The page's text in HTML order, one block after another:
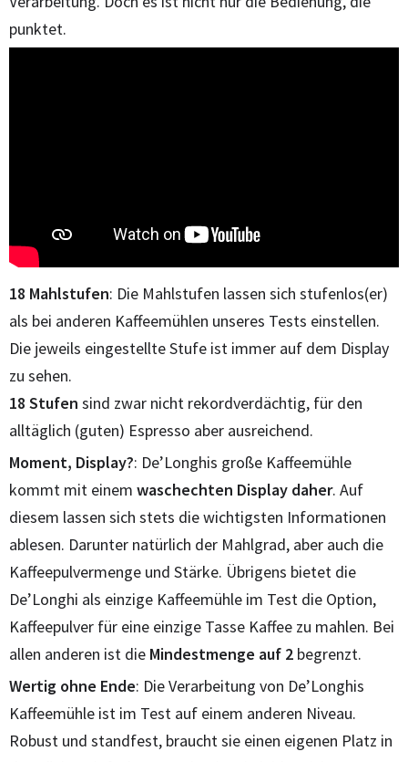
punktet.
18 Mahlstufen: Die Mahlstufen lassen sich stufenlos(er)
als bei anderen Kaffeemühlen unseres Tests einstellen.
Die jeweils eingestellte Stufe ist immer auf dem Display
zu sehen.
18 Stufen sind zwar nicht rekordverdächtig, für den
alltäglich (guten) Espresso aber ausreichend.
Moment, Display?: De’Longhis große Kaffeemühle
kommt mit einem waschechten Display daher. Auf
diesem lassen sich stets die wichtigsten Informationen
ablesen. Darunter natürlich der Mahlgrad, aber auch die
Kaffeepulvermenge und Stärke. Übrigens bietet die
De’Longhi als einzige Kaffeemühle im Test die Option,
Kaffeepulver für eine einzige Tasse Kaffee zu mahlen. Bei
allen anderen ist die Mindestmenge auf 2 begrenzt.
Wertig ohne Ende: Die Verarbeitung von De’Longhis
Kaffeemühle ist im Test auf einem anderen Niveau.
Robust und standfest, braucht sie einen eigenen Platz in